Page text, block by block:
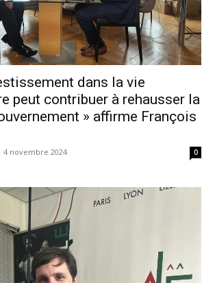
dans la vie
peut contribuer à rehausser la
» affirme François
4 novembre 2024 0